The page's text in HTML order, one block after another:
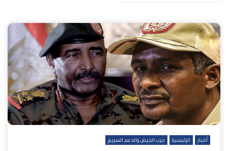
أخبار الرئيسية حرب الجيش والدعم السريع